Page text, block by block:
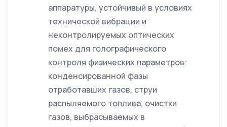
аппаратуры, устойчивый в условиях
технической вибрации и
неконтролируемых оптических
помех для голографического
контроля физических параметров:
конденсированной фазы
отработавших газов, струи
распыляемого топлива, очистки
газов, выбрасываемых в